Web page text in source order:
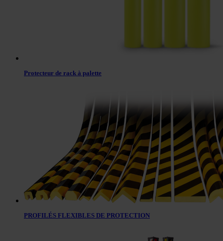
Protecteur de rack à palette
PROFILÉS FLEXIBLES DE PROTECTION